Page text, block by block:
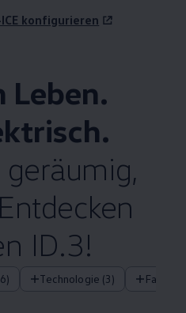
konfigurieren
Leben.
ID.3!
Technologie (3)